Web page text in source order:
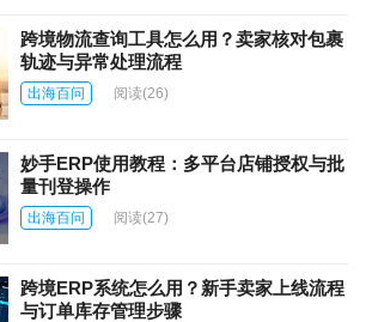
跨境物流查询工具怎么用？卖家核对包裹
轨迹与异常处理流程
出海百问 阅读(26)
妙手ERP使用教程：多平台店铺授权与批
量刊登操作
出海百问 阅读(27)
跨境ERP系统怎么用？新手卖家上线流程
与订单库存管理步骤